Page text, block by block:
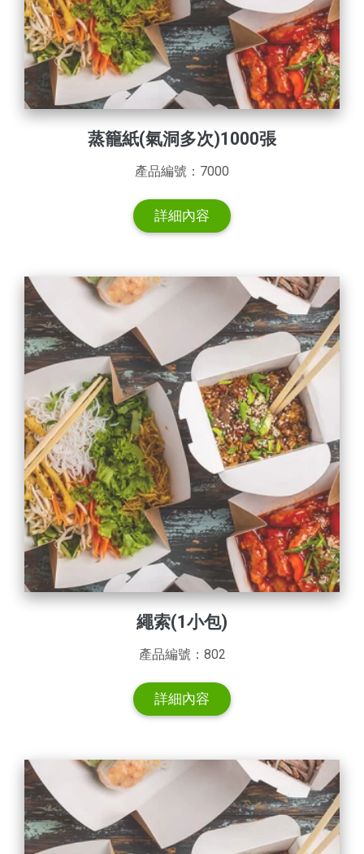
蒸籠紙(氣洞多次)1000張
產品編號：7000
詳細內容
繩索(1小包)
產品編號：802
詳細內容